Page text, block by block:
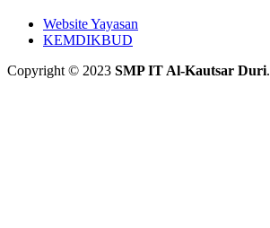
Website Yayasan
KEMDIKBUD
Copyright © 2023 SMP IT Al-Kautsar Duri.